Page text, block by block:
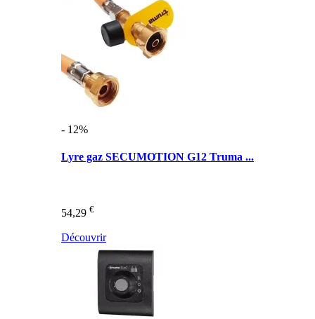
- 12%
Lyre gaz SECUMOTION G12 Truma ...
54,29 €
Découvrir